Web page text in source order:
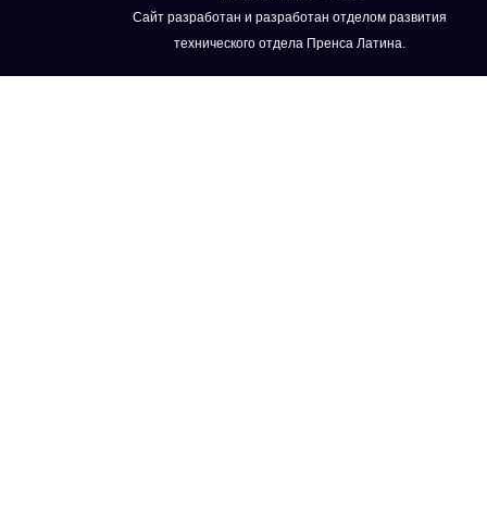
Сайт разработан и разработан отделом развития
технического отдела Пренса Латина.